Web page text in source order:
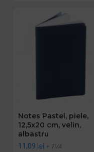
Notes Pastel, piele,
12,5x20 cm, velin,
albastru
11,09 lei + TVA